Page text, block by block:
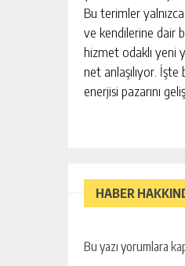
Bu terimler
ve kendilerine dair
hizmet odaklı yeni
net anlaşılıyor.
enerjisi pazarını
HABER
Bu yazı yorumlara